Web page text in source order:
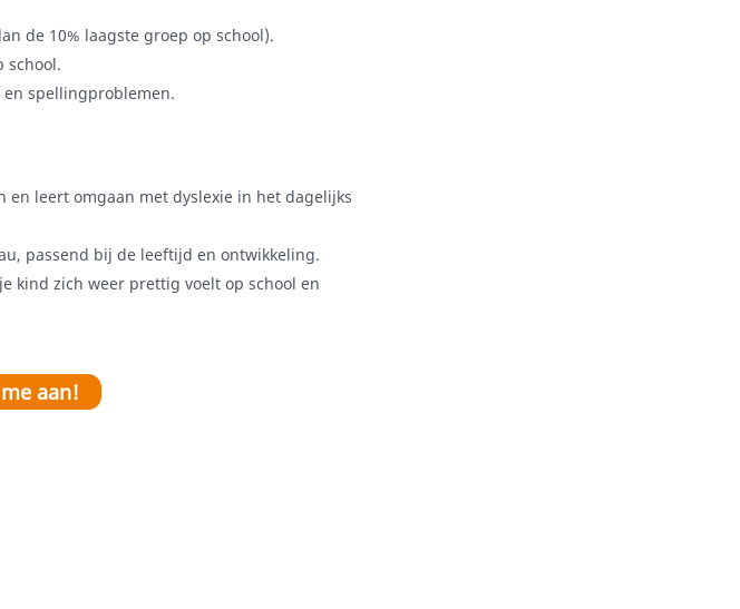
de 10% laagste groep op school).
school.
en spellingproblemen.
en leert omgaan met dyslexie in het dagelijks
passend bij de leeftijd en ontwikkeling.
kind zich weer prettig voelt op school en
aan!